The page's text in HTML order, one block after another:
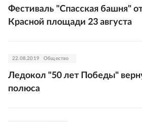
Фестиваль "Спасская башня"
Красной площади 23 августа
22.08.2019 Общество
Ледокол "50 лет Победы"
полюса